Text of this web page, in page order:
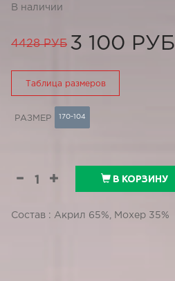
В наличии
4428 РУБ 3 100 РУБ
Таблица размеров
РАЗМЕР 170-104
В КОРЗИНУ
Состав : Акрил 65%, Мохер 35%